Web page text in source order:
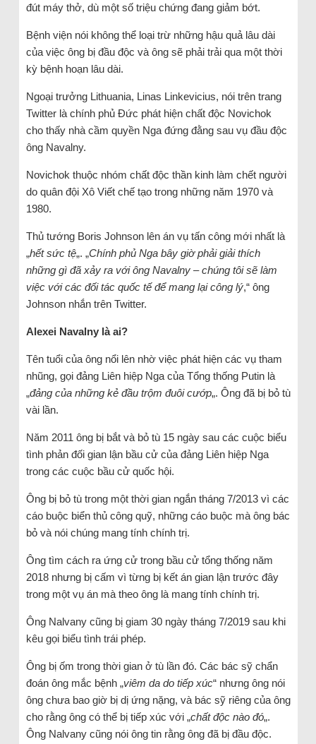
đút máy thở, dù một số triệu chứng đang giảm bớt.
Bệnh viện nói không thể loại trừ những hậu quả lâu dài
của việc ông bị đầu độc và ông sẽ phải trải qua một thời
kỳ bệnh hoạn lâu dài.
Ngoại trưởng Lithuania, Linas Linkevicius, nói trên trang
Twitter là chính phủ Đức phát hiện chất độc Novichok
cho thấy nhà cầm quyền Nga đứng đằng sau vụ đầu độc
ông Navalny.
Novichok thuộc nhóm chất độc thần kinh làm chết người
do quân đội Xô Viết chế tạo trong những năm 1970 và
1980.
Thủ tướng Boris Johnson lên án vụ tấn công mới nhất là
„hết sức tệ„. „Chính phủ Nga bây giờ phải giải thích
những gì đã xảy ra với ông Navalny – chúng tôi sẽ làm
việc với các đối tác quốc tế để mang lại công lý,“ ông
Johnson nhắn trên Twitter.
Alexei Navalny là ai?
Tên tuổi của ông nổi lên nhờ việc phát hiện các vụ tham
nhũng, gọi đảng Liên hiệp Nga của Tổng thống Putin là
„đảng của những kẻ đầu trộm đuôi cướp„. Ông đã bị bỏ tù
vài lần.
Năm 2011 ông bị bắt và bỏ tù 15 ngày sau các cuộc biểu
tình phản đối gian lận bầu cử của đảng Liên hiệp Nga
trong các cuộc bầu cử quốc hội.
Ông bị bỏ tù trong một thời gian ngắn tháng 7/2013 vì các
cáo buộc biển thủ công quỹ, những cáo buộc mà ông bác
bỏ và nói chúng mang tính chính trị.
Ông tìm cách ra ứng cử trong bầu cử tổng thống năm
2018 nhưng bị cấm vì từng bị kết án gian lận trước đây
trong một vụ án mà theo ông là mang tính chính trị.
Ông Nalvany cũng bị giam 30 ngày tháng 7/2019 sau khi
kêu gọi biểu tình trái phép.
Ông bị ốm trong thời gian ở tù lần đó. Các bác sỹ chẩn
đoán ông mắc bệnh „viêm da do tiếp xúc“ nhưng ông nói
ông chưa bao giờ bị dị ứng nặng, và bác sỹ riêng của ông
cho rằng ông có thể bị tiếp xúc với „chất độc nào đó„.
Ông Nalvany cũng nói ông tin rằng ông đã bị đầu độc.